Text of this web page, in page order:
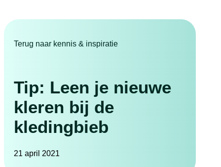
Terug naar kennis & inspiratie
Tip: Leen je nieuwe
kleren bij de
kledingbieb
21 april 2021